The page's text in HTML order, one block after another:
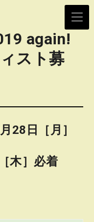
again!
スト募
28日［月］
木］必着